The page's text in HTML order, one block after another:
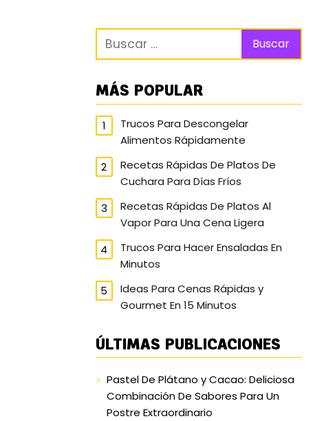
MÁS POPULAR
Trucos Para Descongelar
Alimentos Rápidamente
Recetas Rápidas De Platos De
Cuchara Para Días Fríos
Recetas Rápidas De Platos Al
Vapor Para Una Cena Ligera
Trucos Para Hacer Ensaladas En
Minutos
Ideas Para Cenas Rápidas y
Gourmet En 15 Minutos
ÚLTIMAS PUBLICACIONES
Pastel De Plátano y Cacao: Deliciosa
Combinación De Sabores Para Un
Postre Extraordinario